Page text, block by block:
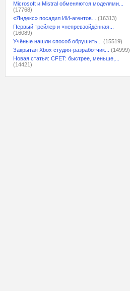
Microsoft и Mistral обменяются моделями...
(17768)
«Яндекс» посадил ИИ-агентов...
(16313)
Первый трейлер и «непревзойдённая...
(16089)
Учёные нашли способ обрушить...
(15519)
Закрытая Xbox студия-разработчик...
(14999)
Новая статья: CFET: быстрее, меньше,...
(14421)